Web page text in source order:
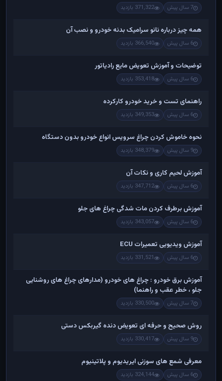
7 سال پیش 371,322 بازدید
همه چیز درباره نانو سرامیک بدنه خودرو و نصب آن
6 سال پیش 366,540 بازدید
توضیحات و آموزش تعویض مایع رادیاتور
6 سال پیش 353,418 بازدید
راهنمای تست و خريد خودرو کارکرده
6 سال پیش 349,353 بازدید
نحوه خاموش کردن چراغ سرویس انواع خودرو بدون دستگاه
9 سال پیش 348,379 بازدید
آموزش لحیم کاری و نکات آن
6 سال پیش 347,712 بازدید
آموزش برطرف کردن مات شدگی چراغ های جلو
6 سال پیش 343,057 بازدید
آموزش ویدیویی تعمیرات ECU
6 سال پیش 331,521 بازدید
آموزش برق خودرو : چراغ های خودرو (مدارهای چراغ های روشنایی
جلو ، خطر عقب و راهنما)
7 سال پیش 330,500 بازدید
روش صحیح و حرفه ای تعویض دنده گیربکس دستی
9 سال پیش 330,417 بازدید
معرفی شمع های سوزنی ایریدیوم و پلاتینیوم
6 سال پیش 324,144 بازدید